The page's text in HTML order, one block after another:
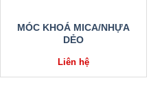
MÓC KHOÁ MICA/NHỰA
DẺO
Liên hệ